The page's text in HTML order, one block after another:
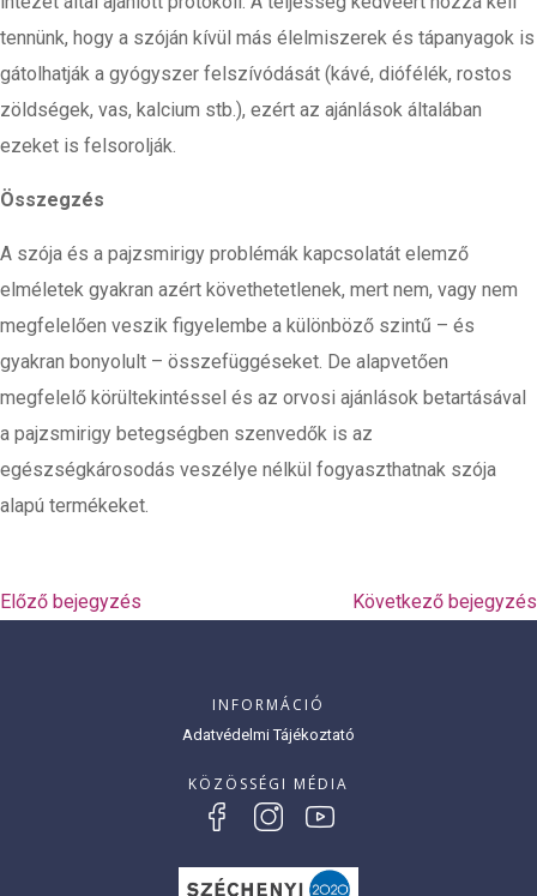
tennünk, hogy a szóján kívül más élelmiszerek és tápanyagok is
gátolhatják a gyógyszer felszívódását (kávé, diófélék, rostos
zöldségek, vas, kalcium stb.), ezért az ajánlások általában
ezeket is felsorolják.
Összegzés
A szója és a pajzsmirigy problémák kapcsolatát elemző
elméletek gyakran azért követhetetlenek, mert nem, vagy nem
megfelelően veszik figyelembe a különböző szintű – és
gyakran bonyolult – összefüggéseket. De alapvetően
megfelelő körültekintéssel és az orvosi ajánlások betartásával
a pajzsmirigy betegségben szenvedők is az
egészségkárosodás veszélye nélkül fogyaszthatnak szója
alapú termékeket.
Előző bejegyzés Következő bejegyzés
INFORMÁCIÓ
Adatvédelmi Tájékoztató
KÖZÖSSÉGI MÉDIA